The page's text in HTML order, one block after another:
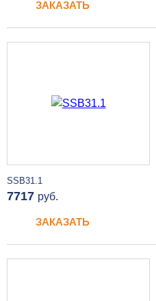
ЗАКАЗАТЬ
SSB31.1
7717 руб.
ЗАКАЗАТЬ